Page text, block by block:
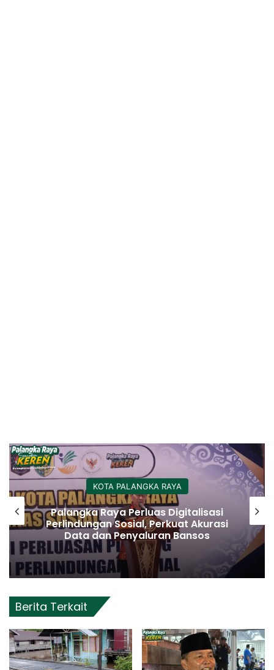
KOTA PALANGKA RAYA
Palangka Raya Perluas Digitalisasi
Perlindungan Sosial, Perkuat Akurasi
Data dan Penyaluran Bansos
Berita Terkait